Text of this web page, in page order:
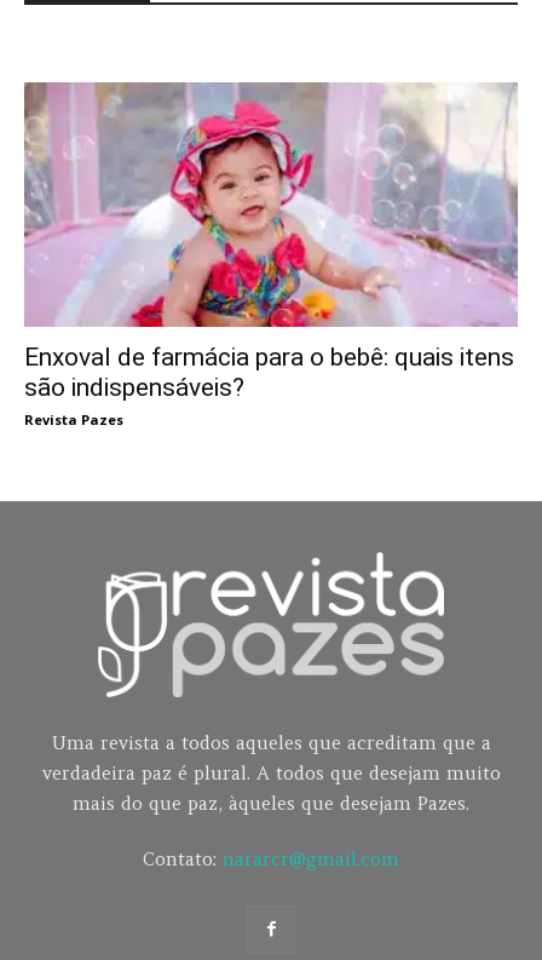
Enxoval de farmácia para o bebê: quais itens
são indispensáveis?
Revista Pazes
Uma revista a todos aqueles que acreditam que a
verdadeira paz é plural. A todos que desejam muito
mais do que paz, àqueles que desejam Pazes.
Contato: nararcr@gmail.com